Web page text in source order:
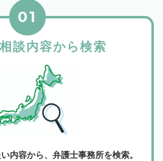
談内容から検索
01
内容から、弁護士事務所を検索。